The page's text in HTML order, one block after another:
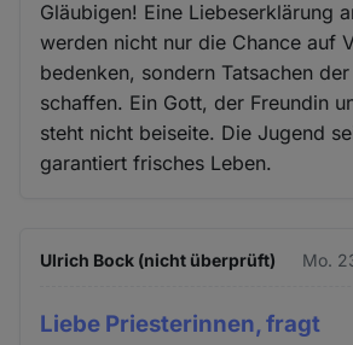
Gläubigen! Eine Liebeserklärung
werden nicht nur die Chance auf
bedenken, sondern Tatsachen
schaffen. Ein Gott, der Freundin
steht nicht beiseite. Die Jugend
garantiert frisches Leben.
Ulrich Bock (nicht überprüft) Mo.
Liebe Priesterinnen, fragt